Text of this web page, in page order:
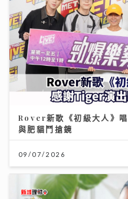
Rover新歌《初級大人》
與肥貓鬥搶鏡
09/07/2026